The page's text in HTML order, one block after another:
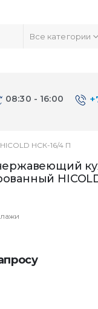
Все категории
08:30 - 16:00
НСК-16/4 П